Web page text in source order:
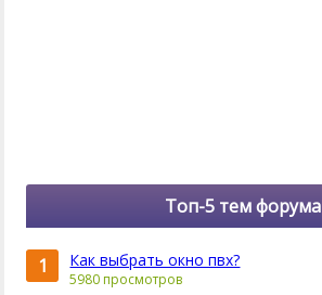
Топ-5 тем форума
1 Как выбрать окно пвх?
5980 просмотров